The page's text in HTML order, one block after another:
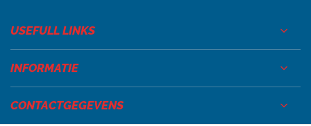
USEFULL LINKS
INFORMATIE
CONTACTGEGEVENS